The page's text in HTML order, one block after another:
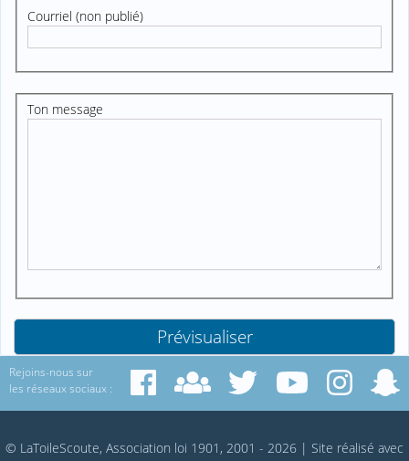
Courriel (non publié)
Ton message
Rejoins-nous sur
les réseaux sociaux :
© LaToileScoute, Association loi 1901, 2001 - 2026 | Site réalisé avec